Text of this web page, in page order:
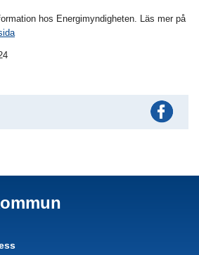
hos Energimyndigheten. Läs mer på